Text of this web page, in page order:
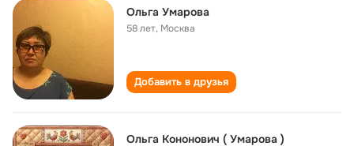
Ольга Умарова
58 лет, Москва
Добавить в друзья
Ольга Кононович ( Умарова )